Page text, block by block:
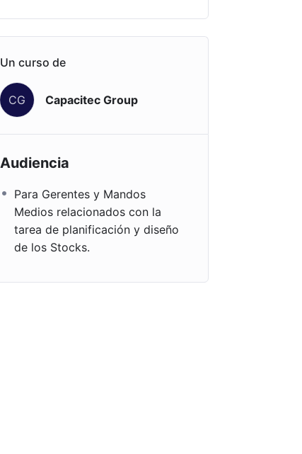
Un curso de
CG Capacitec Group
Audiencia
Para Gerentes y Mandos
Medios relacionados con la
tarea de planificación y diseño
de los Stocks.